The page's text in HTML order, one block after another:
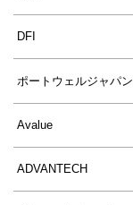
DFI
ポートウェルジャパン
Avalue
ADVANTECH